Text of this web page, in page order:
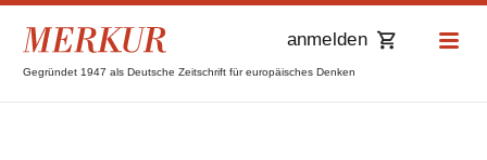
Gegründet 1947 als Deutsche Zeitschrift für europäisches Denken
anmelden